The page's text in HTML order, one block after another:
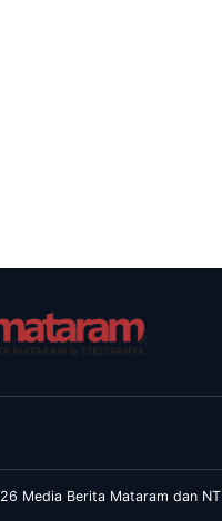
Media Berita Mataram dan